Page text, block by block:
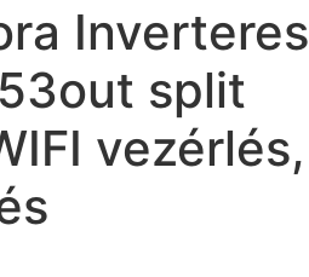
Inverteres
split
vezérlés,